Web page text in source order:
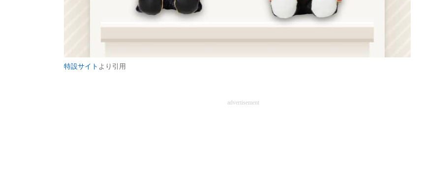
特設サイト より引用
advertisement